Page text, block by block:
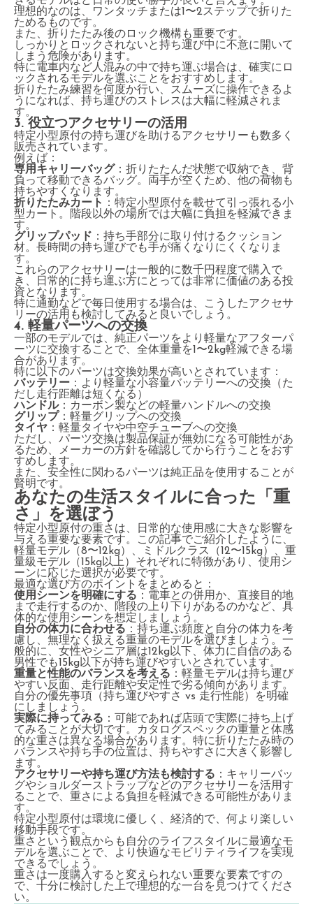
理想的なのは、ワンタッチまたは1〜2ステップで折りた
ためるものです。
また、折りたたみ後のロック機構も重要です。
しっかりとロックされないと持ち運び中に不意に開いて
しまう危険があります。
特に電車内など人混みの中で持ち運ぶ場合は、確実にロ
ックされるモデルを選ぶことをおすすめします。
折りたたみ練習を何度か行い、スムーズに操作できるよ
うになれば、持ち運びのストレスは大幅に軽減されま
す。
3. 役立つアクセサリーの活用
特定小型原付の持ち運びを助けるアクセサリーも数多く
販売されています。
例えば：
専用キャリーバッグ ：折りたたんだ状態で収納でき、背
負って移動できるバッグ。両手が空くため、他の荷物も
持ちやすくなります。
折りたたみカート
：特定小型原付を載せて引っ張れる小
型カート。階段以外の場所では大幅に負担を軽減できま
す。
グリップパッド ：持ち手部分に取り付けるクッション
材。長時間の持ち運びでも手が痛くなりにくくなりま
す。
これらのアクセサリーは一般的に数千円程度で購入で
き、日常的に持ち運ぶ方にとっては非常に価値のある投
資となります。
特に通勤などで毎日使用する場合は、こうしたアクセサ
リーの活用も検討してみると良いでしょう。
4. 軽量パーツへの交換
一部のモデルでは、純正パーツをより軽量なアフターパ
ーツに交換することで、全体重量を1〜2kg軽減できる場
合があります。
特に以下のパーツは交換効果が高いとされています：
バッテリー ：より軽量な小容量バッテリーへの交換（た
だし走行距離は短くなる）
ハンドル：カーボン製などの軽量ハンドルへの交換
グリップ ：軽量グリップへの交換
タイヤ ：軽量タイヤや中空チューブへの交換
ただし、パーツ交換は製品保証が無効になる可能性があ
るため、メーカーの方針を確認してから行うことをおす
すめします。
また、安全性に関わるパーツは純正品を使用することが
賢明です。
あなたの生活スタイルに合った「重
さ」を選ぼう
特定小型原付の重さは、日常的な使用感に大きな影響を
与える重要な要素です。この記事でご紹介したように、
軽量モデル（8〜12kg）、ミドルクラス（12〜15kg）、重
量級モデル（15kg以上）それぞれに特徴があり、使用シ
ーンに応じた選択が必要です。
最適な選び方のポイントをまとめると：
使用シーンを明確にする ：電車との併用か、直接目的地
まで走行するのか、階段の上り下りがあるのかなど、具
体的な使用シーンを想定しましょう。
自分の体力に合わせる ：持ち運ぶ頻度と自分の体力を考
慮し、無理なく扱える重量のモデルを選びましょう。一
般的に、女性やシニア層は12kg以下、体力に自信のある
男性でも15kg以下が持ち運びやすいとされています。
重量と性能のバランスを考える ：軽量モデルは持ち運び
やすい反面、走行距離や安定性で劣る傾向があります。
自分の優先事項（持ち運びやすさ vs 走行性能）を明確
にしましょう。
実際に持ってみる ：可能であれば店頭で実際に持ち上げ
てみることが大切です。カタログスペックの重量と体感
的な重さは異なる場合があります。特に折りたたみ時の
バランスや持ち手の位置は、持ちやすさに大きく影響し
ます。
アクセサリーや持ち運び方法も検討する ：キャリーバッ
グやショルダーストラップなどのアクセサリーを活用す
ることで、重さによる負担を軽減できる可能性がありま
す。
特定小型原付は環境に優しく、経済的で、何より楽しい
移動手段です。
重さという観点からも自分のライフスタイルに最適なモ
デルを選ぶことで、より快適なモビリティライフを実現
できるでしょう。
重さは一度購入すると変えられない重要な要素ですの
で、十分に検討した上で理想的な一台を見つけてくださ
い。